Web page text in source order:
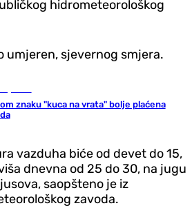
hidrometeorološkog
umjeren, sjevernog smjera.
znaku "kuca na vrata" bolje plaćena
vazduha biće od devet do 15,
dnevna od 25 do 30, na jugu
saopšteno je iz
zavoda.